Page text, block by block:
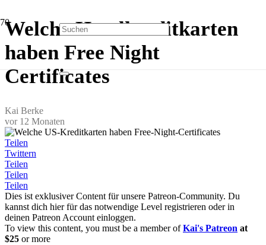
Welche Hotelkreditkarten
haben Free Night
Certificates
Kai Berke
vor 12 Monaten
Teilen
Twittern
Teilen
Teilen
Teilen
Dies ist exklusiver Content für unsere Patreon-Community. Du
kannst dich hier für das notwendige Level registrieren oder in
deinen Patreon Account einloggen.
To view this content, you must be a member ofKai's Patreon at
$25 or more